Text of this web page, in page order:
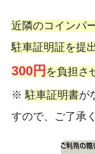
近隣のコインパ
駐車証明証を提
300円を負担さ
※ 駐車証明書が
すので、ご了承